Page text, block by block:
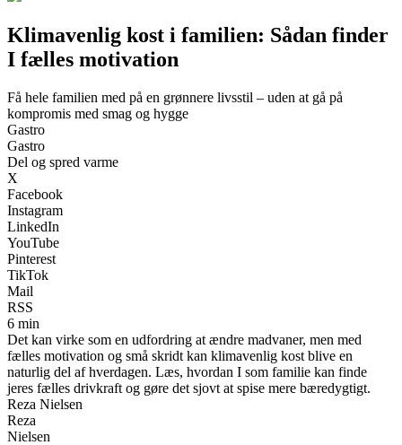
Klimavenlig kost i familien: Sådan finder
I fælles motivation
Få hele familien med på en grønnere livsstil – uden at gå på
kompromis med smag og hygge
Gastro
Gastro
Del og spred varme
X
Facebook
Instagram
LinkedIn
YouTube
Pinterest
TikTok
Mail
RSS
6 min
Det kan virke som en udfordring at ændre madvaner, men med
fælles motivation og små skridt kan klimavenlig kost blive en
naturlig del af hverdagen. Læs, hvordan I som familie kan finde
jeres fælles drivkraft og gøre det sjovt at spise mere bæredygtigt.
Reza Nielsen
Reza
Nielsen